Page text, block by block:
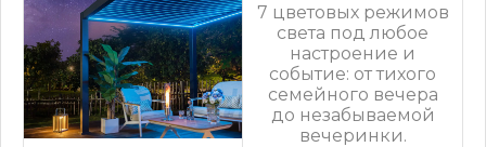
7 цветовых режимов
света под любое
настроение и
событие: от тихого
семейного вечера
до незабываемой
вечеринки.